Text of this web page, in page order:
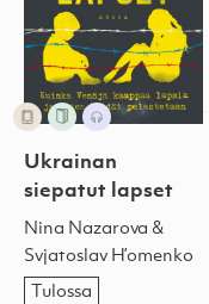
Ukrainan
siepatut lapset
Nina Nazarova &
Svjatoslav H’omenko
Tulossa